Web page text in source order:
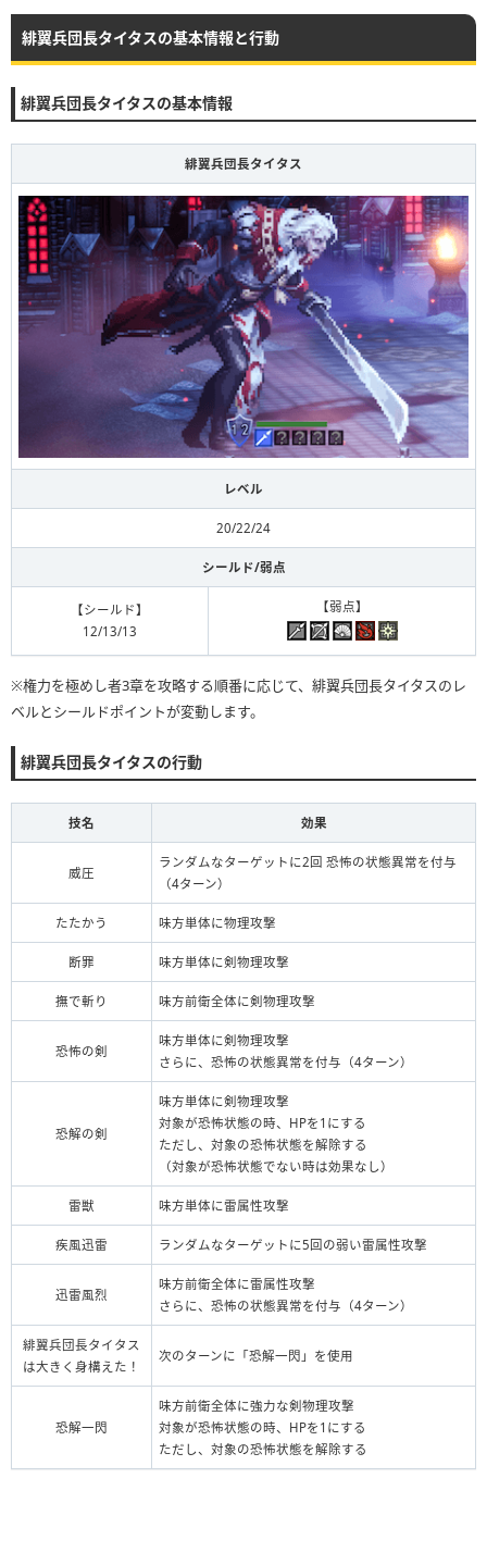
緋翼兵団長タイタスの基本情報と行動
緋翼兵団長タイタスの基本情報
緋翼兵団長タイタス
レベル
20/22/24
シールド/弱点
【シールド】
12/13/13
【弱点】
※権力を極めし者3章を攻略する順番に応じて、緋翼兵団長タイタスのレ
ベルとシールドポイントが変動します。
緋翼兵団長タイタスの行動
技名 効果
威圧
ランダムなターゲットに2回 恐怖の状態異常を付与
（4ターン）
たたかう 味方単体に物理攻撃
断罪 味方単体に剣物理攻撃
撫で斬り 味方前衛全体に剣物理攻撃
恐怖の剣
味方単体に剣物理攻撃
さらに、恐怖の状態異常を付与（4ターン）
恐解の剣
味方単体に剣物理攻撃
対象が恐怖状態の時、HPを1にする
ただし、対象の恐怖状態を解除する
（対象が恐怖状態でない時は効果なし）
雷獣 味方単体に雷属性攻撃
疾風迅雷 ランダムなターゲットに5回の弱い雷属性攻撃
迅雷風烈
味方前衛全体に雷属性攻撃
さらに、恐怖の状態異常を付与（4ターン）
緋翼兵団長タイタス
は大きく身構えた！
次のターンに「恐解一閃」を使用
恐解一閃
味方前衛全体に強力な剣物理攻撃
対象が恐怖状態の時、HPを1にする
ただし、対象の恐怖状態を解除する